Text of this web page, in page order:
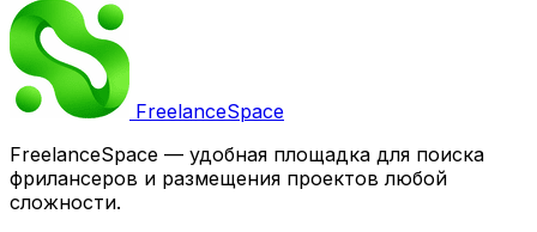
FreelanceSpace
FreelanceSpace — удобная площадка для поиска
фрилансеров и размещения проектов любой
сложности.